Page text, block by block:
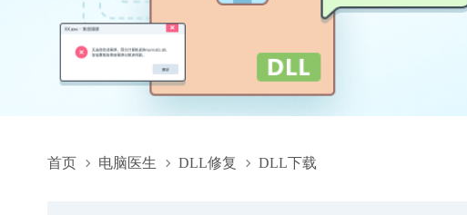
首页 电脑医生 DLL修复 DLL下载
vcruntime140.dll,vcruntime140.dll下载,vcruntime140.dll修复